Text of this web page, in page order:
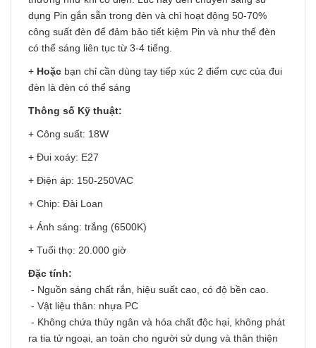
dụng Pin gắn sẵn trong đèn và chỉ hoạt động 50-70%
công suất đèn để đảm bảo tiết kiệm Pin và như thế đèn
có thể sáng liên tục từ 3-4 tiếng.
+ Hoặc bạn chỉ cần dùng tay tiếp xúc 2 điểm cực của đui
đèn là đèn có thể sáng
Thông số Kỹ thuật:
+ Công suất: 18W
+ Đui xoáy: E27
+ Điện áp: 150-250VAC
+ Chip: Đài Loan
+ Ánh sáng: trắng (6500K)
+ Tuổi thọ: 20.000 giờ
Đặc tính:
- Nguồn sáng chất rắn, hiệu suất cao, có độ bền cao.
- Vật liệu thân: nhựa PC
- Không chứa thủy ngân và hóa chất độc hại, không phát
ra tia tử ngoại, an toàn cho người sử dụng và thân thiện